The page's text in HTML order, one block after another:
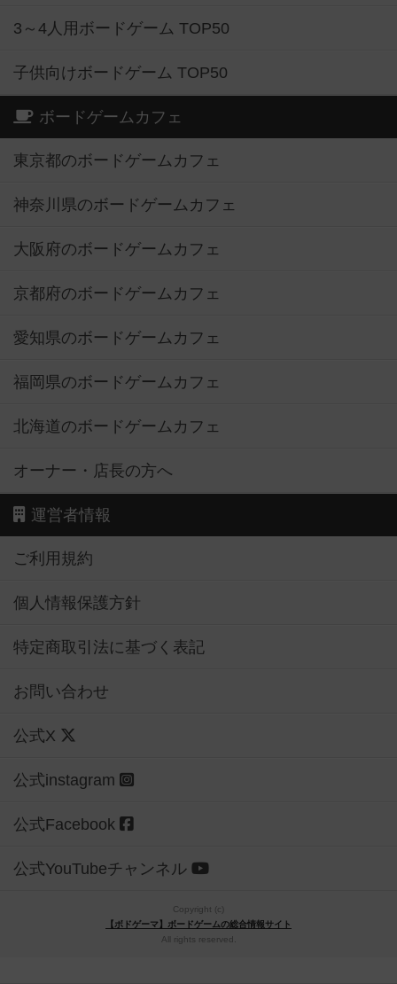
3～4人用ボードゲーム TOP50
子供向けボードゲーム TOP50
ボードゲームカフェ
東京都のボードゲームカフェ
神奈川県のボードゲームカフェ
大阪府のボードゲームカフェ
京都府のボードゲームカフェ
愛知県のボードゲームカフェ
福岡県のボードゲームカフェ
北海道のボードゲームカフェ
オーナー・店長の方へ
運営者情報
ご利用規約
個人情報保護方針
特定商取引法に基づく表記
お問い合わせ
公式X
公式instagram
公式Facebook
公式YouTubeチャンネル
Copyright (c)
【ボドゲーマ】ボードゲームの総合情報サイト
All rights reserved.